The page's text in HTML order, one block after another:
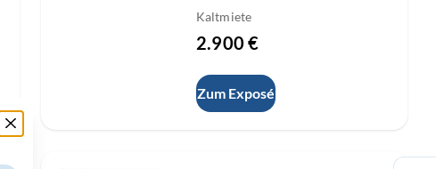
Kaltmiete
2.900 €
Zum Exposé